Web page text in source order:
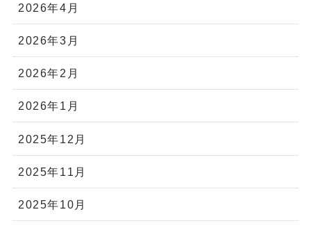
2026年4月
2026年3月
2026年2月
2026年1月
2025年12月
2025年11月
2025年10月